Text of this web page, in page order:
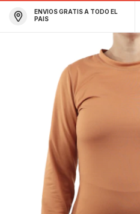
ENVIOS GRATIS A TODO EL
PAIS